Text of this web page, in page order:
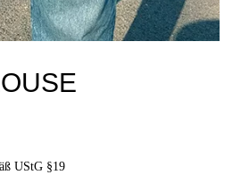
UStG §19